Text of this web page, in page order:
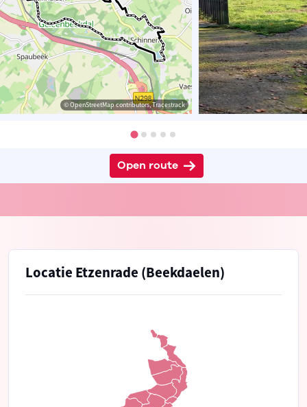
© OpenStreetMap contributors, Tracestrack
Open route
Locatie Etzenrade (Beekdaelen)